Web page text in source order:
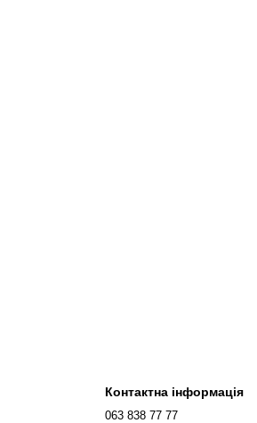
Контактна інформація
063 838 77 77